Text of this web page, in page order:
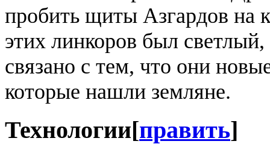
пробить щиты Азгардов на
этих линкоров был
связано с тем, что они
которые нашли земляне.
Технологии[править]